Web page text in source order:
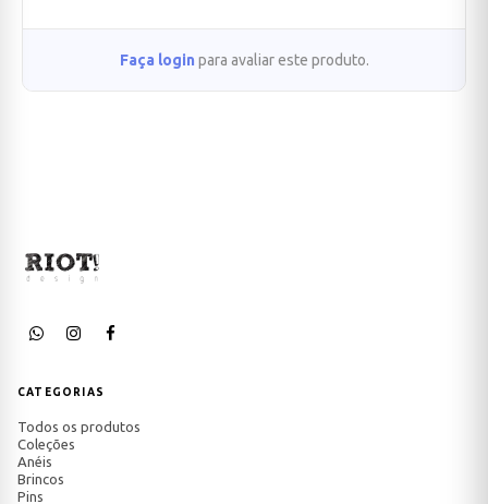
Faça login para avaliar este produto.
CATEGORIAS
Todos os produtos
Coleções
Anéis
Brincos
Pins